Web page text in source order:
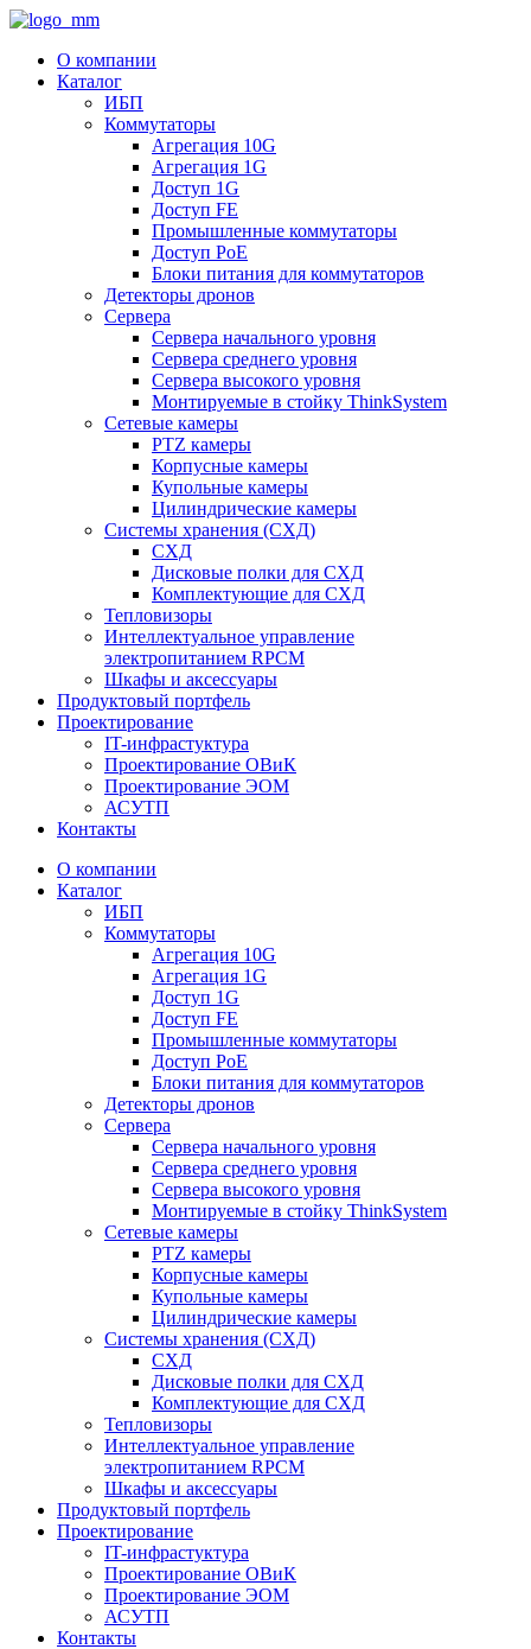
О компании
Каталог
ИБП
Коммутаторы
Агрегация 10G
Агрегация 1G
Доступ 1G
Доступ FE
Промышленные коммутаторы
Доступ PoE
Блоки питания для коммутаторов
Детекторы дронов
Сервера
Сервера начального уровня
Сервера среднего уровня
Сервера высокого уровня
Монтируемые в стойку ThinkSystem
Сетевые камеры
PTZ камеры
Корпусные камеры
Купольные камеры
Цилиндрические камеры
Системы хранения (СХД)
СХД
Дисковые полки для СХД
Комплектующие для СХД
Тепловизоры
Интеллектуальное управление
электропитанием RPCM
Шкафы и аксессуары
Продуктовый портфель
Проектирование
IT-инфрастуктура
Проектирование ОВиК
Проектирование ЭОМ
АСУТП
Контакты
О компании
Каталог
ИБП
Коммутаторы
Агрегация 10G
Агрегация 1G
Доступ 1G
Доступ FE
Промышленные коммутаторы
Доступ PoE
Блоки питания для коммутаторов
Детекторы дронов
Сервера
Сервера начального уровня
Сервера среднего уровня
Сервера высокого уровня
Монтируемые в стойку ThinkSystem
Сетевые камеры
PTZ камеры
Корпусные камеры
Купольные камеры
Цилиндрические камеры
Системы хранения (СХД)
СХД
Дисковые полки для СХД
Комплектующие для СХД
Тепловизоры
Интеллектуальное управление
электропитанием RPCM
Шкафы и аксессуары
Продуктовый портфель
Проектирование
IT-инфрастуктура
Проектирование ОВиК
Проектирование ЭОМ
АСУТП
Контакты